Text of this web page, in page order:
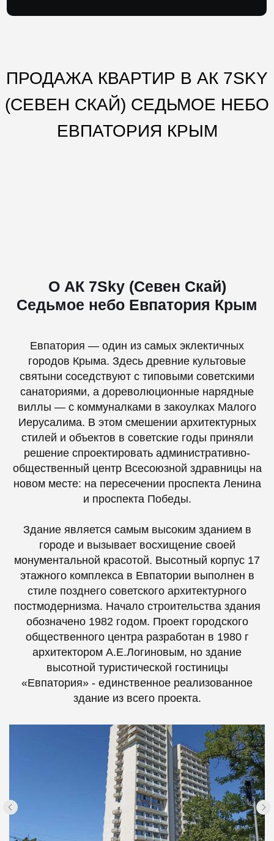
ПРОДАЖА КВАРТИР В АК 7SKY
(СЕВЕН СКАЙ) СЕДЬМОЕ НЕБО
ЕВПАТОРИЯ КРЫМ
О АК 7Sky (Севен Скай)
Седьмое небо Евпатория Крым
Евпатория — один из самых эклектичных
городов Крыма. Здесь древние культовые
святыни соседствуют с типовыми советскими
санаториями, а дореволюционные нарядные
виллы — с коммуналками в закоулках Малого
Иерусалима. В этом смешении архитектурных
стилей и объектов в советские годы приняли
решение спроектировать административно-
общественный центр Всесоюзной здравницы на
новом месте: на пересечении проспекта Ленина
и проспекта Победы.
Здание является самым высоким зданием в
городе и вызывает восхищение своей
монументальной красотой. Высотный корпус 17
этажного комплекса в Евпатории выполнен в
стиле позднего советского архитектурного
постмодернизма. Начало строительства здания
обозначено 1982 годом. Проект городского
общественного центра разработан в 1980 г
архитектором А.Е.Логиновым, но здание
высотной туристической гостиницы
«Евпатория» - единственное реализованное
здание из всего проекта.